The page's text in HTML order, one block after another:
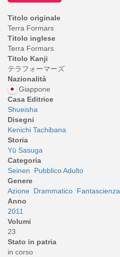
Titolo originale
Terra Formars
Titolo inglese
Terra Formars
Titolo Kanji
テラフォーマーズ
Nazionalità
Giappone
Casa Editrice
Shueisha
Disegni
Kenichi Tachibana
Storia
Yū Sasuga
Categoria
Seinen
Pubblico Adulto
Genere
Azione Drammatico Fantascienza
Anno
2011
Volumi
23
Stato in patria
in corso